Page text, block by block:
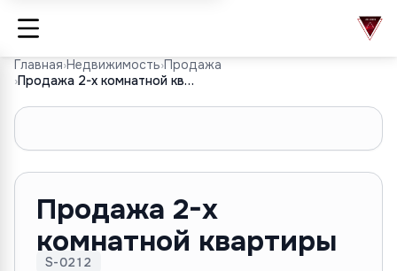
Главная›Недвижимость›Продажа
›
Продажа 2-х комнатной квартиры
1/8
Продажа 2-х
комнатной квартиры
S-0212